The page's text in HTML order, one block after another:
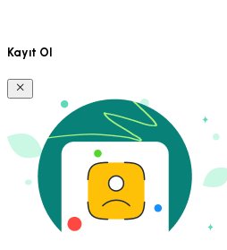
Kayıt Ol